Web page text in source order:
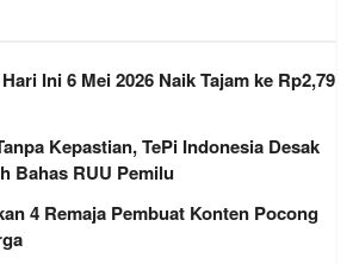
Ini 6 Mei 2026 Naik Tajam ke Rp2,79
Kepastian, TePi Indonesia Desak
Bahas RUU Pemilu
4 Remaja Pembuat Konten Pocong